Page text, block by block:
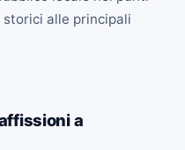
alle principali
a